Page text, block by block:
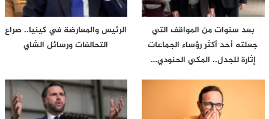
بعد سنوات من المواقف التي
جعلته أحد أكثر رؤساء الجماعات
إثارة للجدل.. المكي الحنودي…
الرئيس والمعارضة في كينيا.. صراع
التحالفات ورسائل الشاي